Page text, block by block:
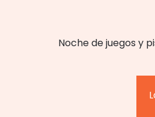
Noche de juegos y